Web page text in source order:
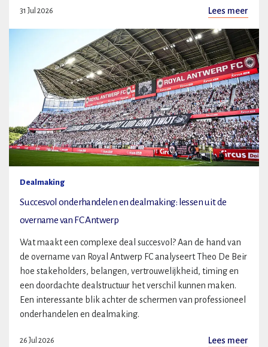
31 Jul 2026 Lees meer
Dealmaking
Succesvol onderhandelen en dealmaking: lessen uit de
overname van FC Antwerp
Wat maakt een complexe deal succesvol? Aan de hand van
de overname van Royal Antwerp FC analyseert Theo De Beir
hoe stakeholders, belangen, vertrouwelijkheid, timing en
een doordachte dealstructuur het verschil kunnen maken.
Een interessante blik achter de schermen van professioneel
onderhandelen en dealmaking.
26 Jul 2026 Lees meer